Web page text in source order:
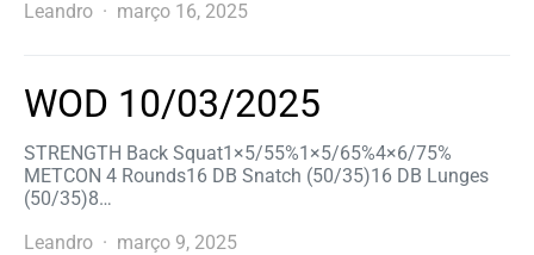
Leandro
março 16, 2025
WOD 10/03/2025
STRENGTH Back Squat1×5/55%1×5/65%4×6/75%
METCON 4 Rounds16 DB Snatch (50/35)16 DB Lunges
(50/35)8…
Leandro
março 9, 2025